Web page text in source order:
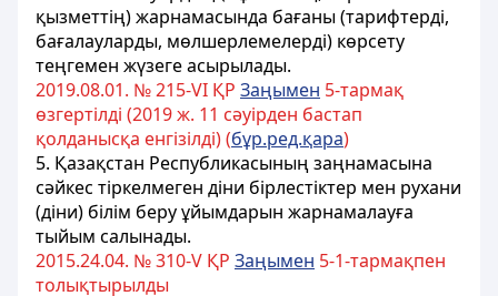
қызметтің) жарнамасында бағаны (тарифтерді,
бағалауларды, мөлшерлемелерді) көрсету
теңгемен жүзеге асырылады.
2019.08.01. № 215-VІ ҚР Заңымен 5-тармақ
өзгертілді (2019 ж. 11 сәуірден бастап
қолданысқа енгізілді) (бұр.ред.қара)
5. Қазақстан Республикасыныңзаңнамасына
сәйкес тiркелмеген дiни бірлестіктер мен рухани
(діни) білім беру ұйымдарын жарнамалауға
тыйым салынады.
2015.24.04. № 310-V ҚР Заңымен 5-1-тармақпен
толықтырылды